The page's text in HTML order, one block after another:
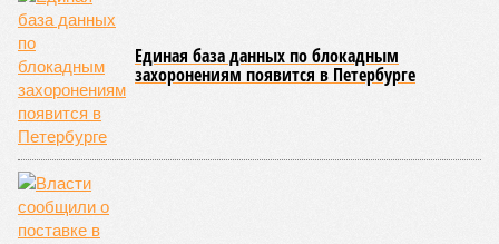
Единая база данных по блокадным
захоронениям появится в Петербурге